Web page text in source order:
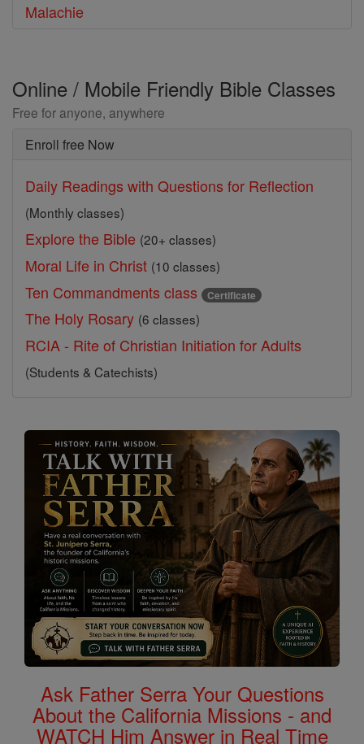
Malachie
Online / Mobile Friendly Bible Classes
Free for anyone, anywhere
Enroll free Now
Daily Readings with Questions for Reflection
(Monthly classes)
Explore the Bible (20+ classes)
Moral Life in Christ (10 classes)
Ten Commandments class Certificate
The Holy Rosary (6 classes)
RCIA - Rite of Christian Initiation for Adults
(Students & Catechists)
Ask Father Serra Your Questions
About the California Missions - and
WATCH Him Answer in Real Time